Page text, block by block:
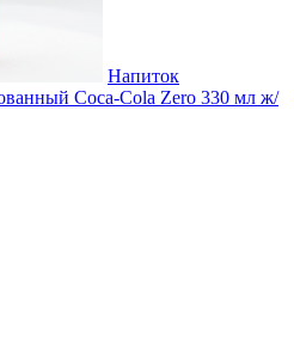
Напиток
Coca-Cola Zero 330 мл ж/